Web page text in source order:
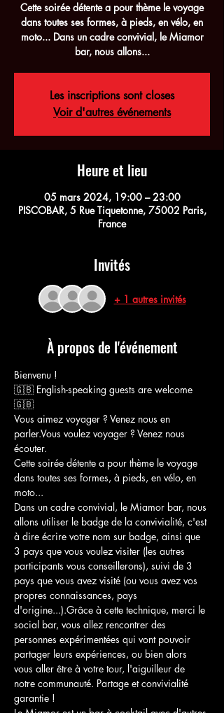
Cette soirée détente a pour thème le voyage
dans toutes ses formes, à pieds, en vélo, en
moto... Dans un cadre convivial, le Miamor
bar, nous allons...
Les inscriptions sont closes
Voir d'autres événements
Heure et lieu
05 mars 2024, 19:00 – 23:00
PISCOBAR, 5 Rue Tiquetonne, 75002 Paris,
France
Invités
+ 1 autres invités
À propos de l'événement
Bienvenu !
🇬🇧 English-speaking guests are welcome
🇬🇧
Vous aimez voyager ? Venez nous en
parler.Vous voulez voyager ? Venez nous
écouter.
Cette soirée détente a pour thème le voyage
dans toutes ses formes, à pieds, en vélo, en
moto...
Dans un cadre convivial, le Miamor bar, nous
allons utiliser le badge de la convivialité, c'est
à dire écrire votre nom sur badge, ainsi que
3 pays que vous voulez visiter (les autres
participants vous conseillerons), suivi de 3
pays que vous avez visité (ou vous avez vos
propres connaissances, pays
d'origine...).Grâce à cette technique, merci le
social bar, vous allez rencontrer des
personnes expérimentées qui vont pouvoir
partager leurs expériences, ou bien alors
vous aller être à votre tour, l'aiguilleur de
notre communauté. Partage et convivialité
garantie !